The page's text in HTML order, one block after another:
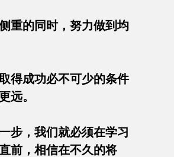
重的同时，努力做到均
得成功必不可少的条件
走的更远。
步，我们就必须在学习
前，相信在不久的将